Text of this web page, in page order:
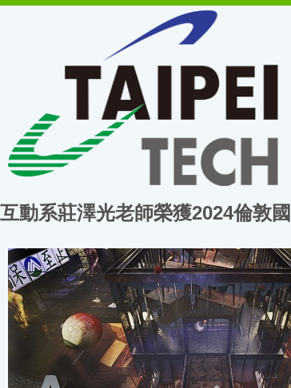
互動系莊澤光老師榮獲2024倫敦